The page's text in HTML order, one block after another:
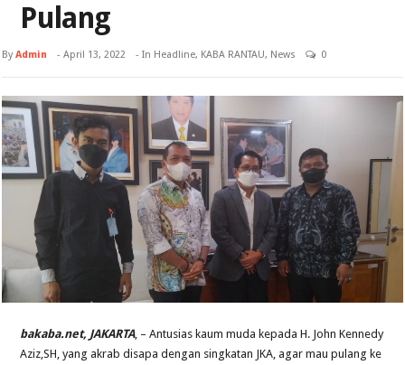
Pulang
ByAdmin -April 13, 2022 - In Headline, KABA RANTAU, News 0
bakaba.net, JAKARTA, – Antusias kaum muda kepada H. John Kennedy
Aziz,SH, yang akrab disapa dengan singkatan JKA, agar mau pulang ke